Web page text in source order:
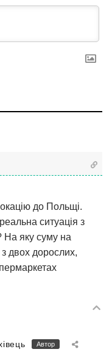
до Польщі.
ситуація з
На яку суму на
з двох дорослих,
Автор